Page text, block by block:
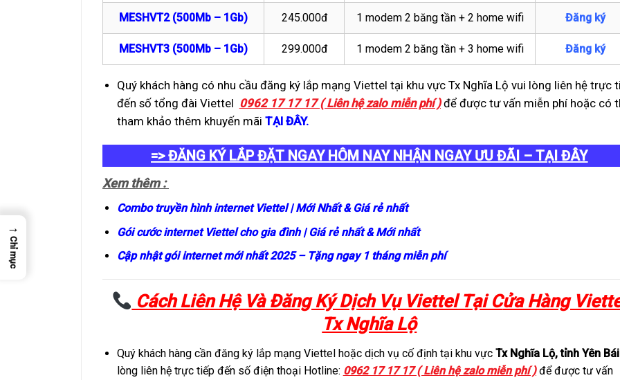
MESHVT2 (500Mb – 1Gb) 245.000đ 1 modem 2 băng tần + 2 home wifi Đăng ký
MESHVT3 (500Mb – 1Gb) 299.000đ 1 modem 2 băng tần + 3 home wifi Đăng ký
Quý khách hàng có nhu cầu đăng ký lắp mạng Viettel tại khu vực Tx Nghĩa Lộ vui lòng liên hệ trực
đến số tổng đài Viettel 0962 17 17 17 ( Liên hệ zalo miễn phí )để được tư vấn miễn phí hoặc có
tham khảo thêm khuyến mãi TẠI ĐÂY.
=> ĐĂNG KÝ LẮP ĐẶT NGAY HÔM NAY NHẬN NGAY ƯU ĐÃI – TẠI ĐÂY
Xem thêm :
Combo truyền hình internet Viettel | Mới Nhất & Giá rẻ nhất
Gói cước internet Viettel cho gia đình | Giá rẻ nhất & Mới nhất
Cập nhật gói internet mới nhất 2025 – Tặng ngay 1 tháng miễn phí
Cách Liên Hệ Và Đăng Ký Dịch Vụ Viettel Tại Cửa Hàng
Tx Nghĩa Lộ
Quý khách hàng cần đăng ký lắp mạng Viettel hoặc dịch vụ cố định tại khu vực Tx Nghĩa Lộ, tỉnh Yên Bái
lòng liên hệ trực tiếp đến số điện thoại Hotline: 0962 17 17 17 ( Liên hệ zalo miễn phí )để được tư vấn
→
Chỉ mục